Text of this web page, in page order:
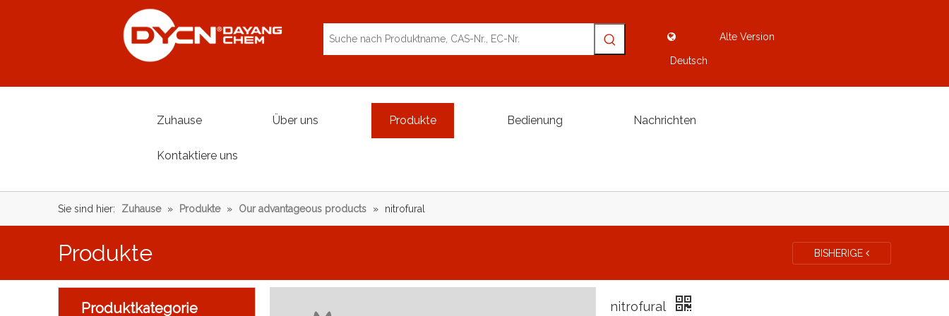
Deutsch
Alte Version
Zuhause Über uns Produkte Bedienung Nachrichten
Kontaktiere uns
Sie sind hier: Zuhause » Produkte » Our advantageous products » nitrofural
Produkte BISHERIGE
Produktkategorie nitrofural